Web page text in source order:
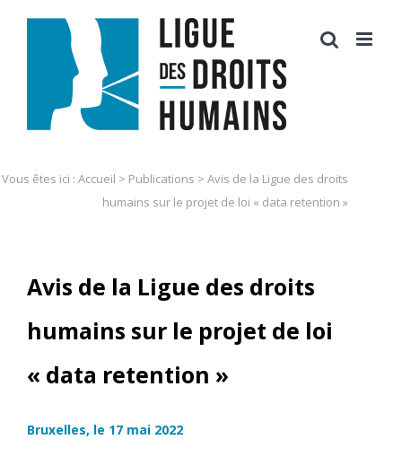
Vous êtes ici : Accueil > Publications > Avis de la Ligue des droits
humains sur le projet de loi « data retention »
Avis de la Ligue des droits
humains sur le projet de loi
« data retention »
Bruxelles, le 17 mai 2022